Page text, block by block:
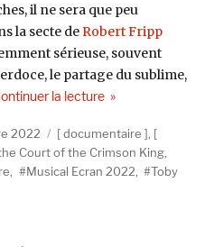
il ne sera que peu
la secte deRobert Fripp
sérieuse, souvent
le partage du sublime,
la lecturede « Musical
2022 Catégories
documentaire ,
Court of the Crimson King,
, Musical Ecran 2022,
Toby